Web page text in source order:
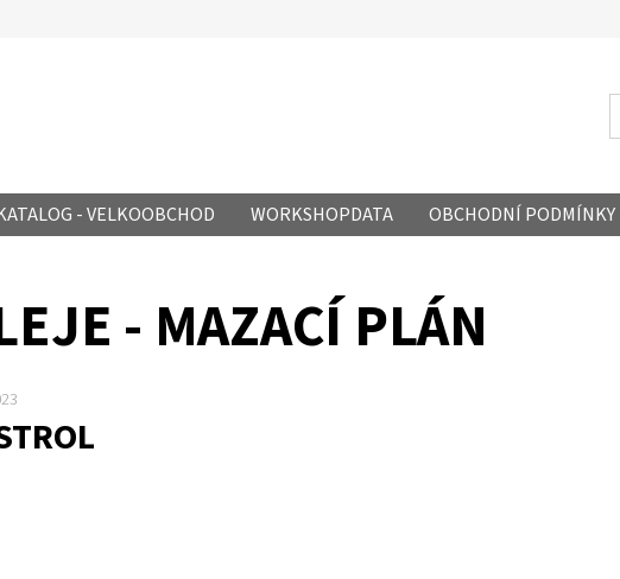
- VELKOOBCHOD WORKSHOPDATA OBCHODNÍ PODMÍNKY
- MAZACÍ PLÁN